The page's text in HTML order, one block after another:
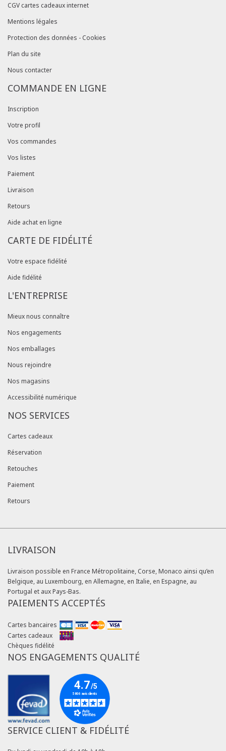
CGV cartes cadeaux internet
Mentions légales
Protection des données - Cookies
Plan du site
Nous contacter
COMMANDE EN LIGNE
Inscription
Votre profil
Vos commandes
Vos listes
Paiement
Livraison
Retours
Aide achat en ligne
CARTE DE FIDÉLITÉ
Votre espace fidélité
Aide fidélité
L'ENTREPRISE
Mieux nous connaître
Nos engagements
Nos emballages
Nous rejoindre
Nos magasins
Accessibilité numérique
NOS SERVICES
Cartes cadeaux
Réservation
Retouches
Paiement
Retours
LIVRAISON
Livraison possible en France Métropolitaine, Corse, Monaco ainsi qu’en
Belgique, au Luxembourg, en Allemagne, en Italie, en Espagne, au
Portugal et aux Pays-Bas.
PAIEMENTS ACCEPTÉS
Cartes bancaires
Cartes cadeaux
Chèques fidélité
NOS ENGAGEMENTS QUALITÉ
SERVICE CLIENT & FIDÉLITÉ